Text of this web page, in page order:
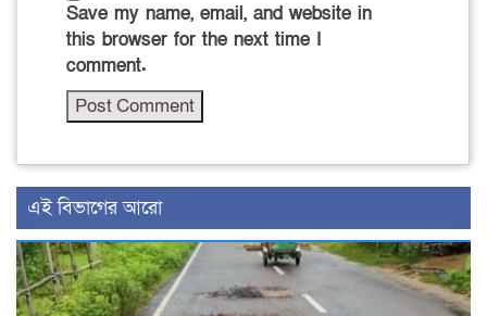
Save my name, email, and website in
this browser for the next time I
comment.
এই বিভাগের আরো